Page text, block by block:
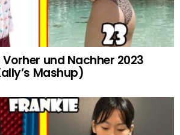
Vorher und Nachher 2023
Mashup)